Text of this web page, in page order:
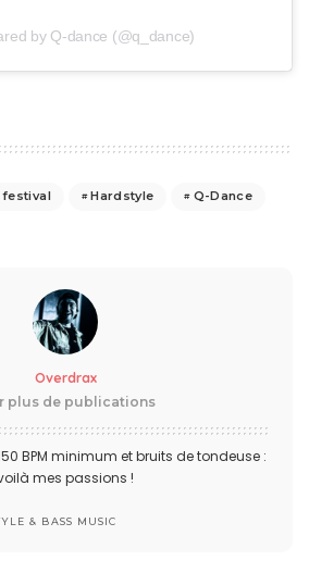
by Q-dance (@q_dance)
festival Hardstyle
Q-Dance
Overdrax
plus de publications
BPM minimum et bruits de tondeuse :
mes passions !
& BASS MUSIC